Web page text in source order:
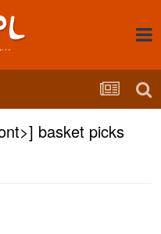
basket picks